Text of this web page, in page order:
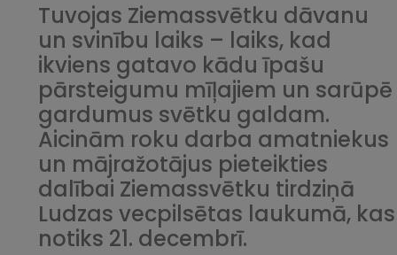
Tuvojas Ziemassvētku dāvanu
un svinību laiks – laiks, kad
ikviens gatavo kādu īpašu
pārsteigumu mīļajiem un sarūpē
gardumus svētku galdam.
Aicinām roku darba amatniekus
un mājražotājus pieteikties
dalībai Ziemassvētku tirdziņā
Ludzas vecpilsētas laukumā, kas
notiks 21. decembrī.